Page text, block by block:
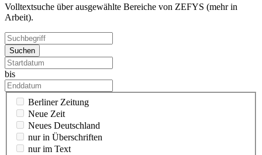
Volltextsuche über ausgewählte Bereiche von ZEFYS (mehr in
Arbeit).
Suchen
bis
Berliner Zeitung
Neue Zeit
Neues Deutschland
nur in Überschriften
nur im Text